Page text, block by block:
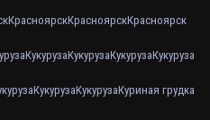
КрасноярскКрасноярскКрасноярск
КукурузаКукурузаКукурузаКукуруза
КукурузаКукурузаКуриная грудка